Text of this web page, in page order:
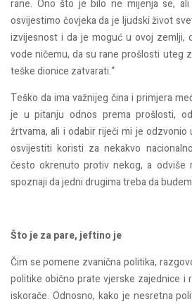
rane. Ono što je bilo ne mijenja se,
osvijestimo čovjeka da je ljudski život
izvijesnost i da je moguć u ovoj zemlji,
vode ničemu, da su rane prošlosti uteg
teške dionice zatvarati.“
Teško da ima važnijeg čina i primjera
je u pitanju odnos prema prošlosti,
žrtvama, ali i odabir riječi mi je
osvijestiti koristi za nekakvo
često okrenuto protiv nekog, a odviše
spoznaji da jedni drugima treba da
Što je za pare, jeftino je
Čim se pomene zvanična politika,
politike obično prate vjerske zajednice i
iskorače. Odnosno, kako je nesretna